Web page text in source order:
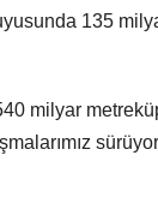
135
milyar